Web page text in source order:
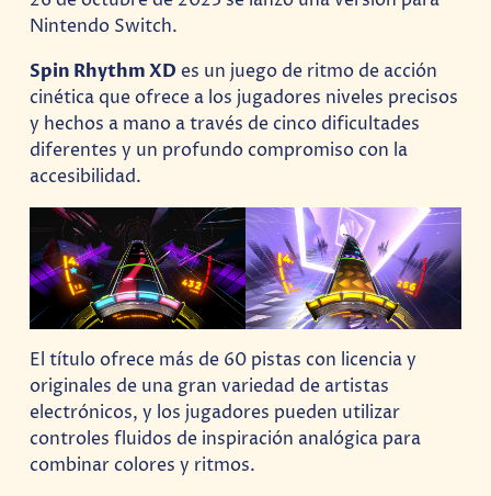
Nintendo Switch.
Spin Rhythm XD es un juego de ritmo de acción
cinética que ofrece a los jugadores niveles precisos
y hechos a mano a través de cinco dificultades
diferentes y un profundo compromiso con la
accesibilidad.
El título ofrece más de 60 pistas con licencia y
originales de una gran variedad de artistas
electrónicos, y los jugadores pueden utilizar
controles fluidos de inspiración analógica para
combinar colores y ritmos.